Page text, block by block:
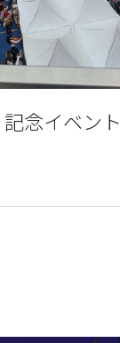
念イベント